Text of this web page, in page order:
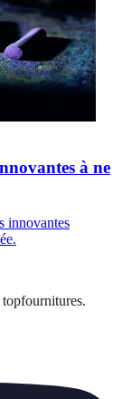
à ne
innovantes
topfournitures.